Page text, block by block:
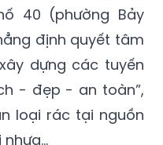
40 (phường Bảy
định quyết tâm
dựng các tuyến
- đẹp - an toàn”,
loại rác tại nguồn